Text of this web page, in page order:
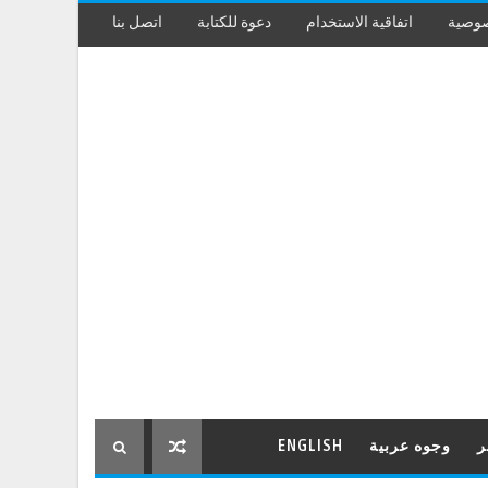
اتفاقية الاستخدام دعوة للكتابة اتصل بنا
وجوه عربية ENGLISH